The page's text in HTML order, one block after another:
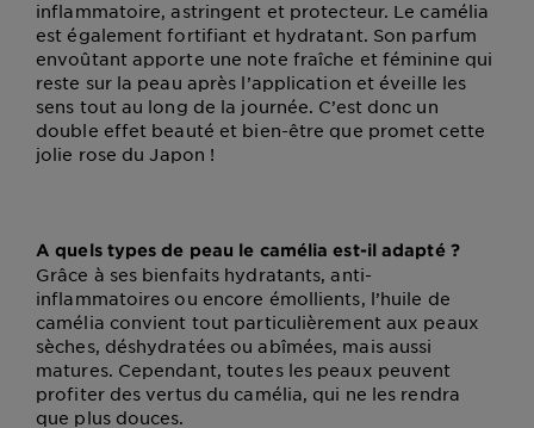
inflammatoire, astringent et protecteur. Le camélia
est également fortifiant et hydratant. Son parfum
envoûtant apporte une note fraîche et féminine qui
reste sur la peau après l’application et éveille les
sens tout au long de la journée. C’est donc un
double effet beauté et bien-être que promet cette
jolie rose du Japon !
A quels types de peau le camélia est-il adapté ?
Grâce à ses bienfaits hydratants, anti-
inflammatoires ou encore émollients, l’huile de
camélia convient tout particulièrement aux peaux
sèches, déshydratées ou abîmées, mais aussi
matures. Cependant, toutes les peaux peuvent
profiter des vertus du camélia, qui ne les rendra
que plus douces.